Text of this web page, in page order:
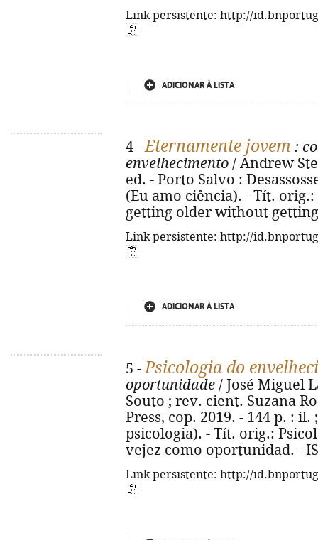
Link persistente: http://
ADICIONAR À LISTA
4 -Eternamente jovem :
envelhecimento / Andrew
ed. - Porto Salvo :
(Eu amo ciência). - Tít.
getting older without getting
Link persistente: http://
ADICIONAR À LISTA
5 -Psicologia do
oportunidade / José Miguel
Souto ; rev. cient. Suzana
Press, cop. 2019. - 144 p. :
psicologia). - Tít. orig.:
vejez como oportunidad. -
Link persistente: http://